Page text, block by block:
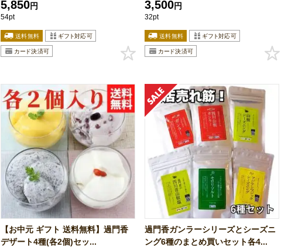
5,850円
54pt
3,500円
32pt
【お中元 ギフト 送料無料】過門香
デザート4種(各2個)セッ...
過門香ガンラーシリーズとシーズニ
ング6種のまとめ買いセット各4...